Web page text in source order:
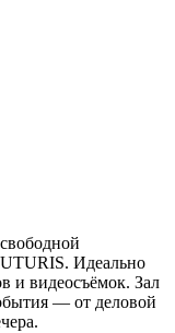
Идеально
и видеосъёмок. Зал
— от деловой